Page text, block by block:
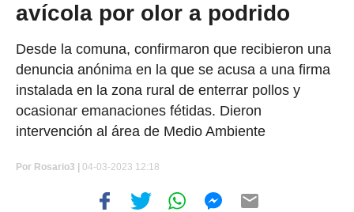
avícola por olor a podrido
Desde la comuna, confirmaron que recibieron una
denuncia anónima en la que se acusa a una firma
instalada en la zona rural de enterrar pollos y
ocasionar emanaciones fétidas. Dieron
intervención al área de Medio Ambiente
Por Rosario3 | 04-03-2023 12:18